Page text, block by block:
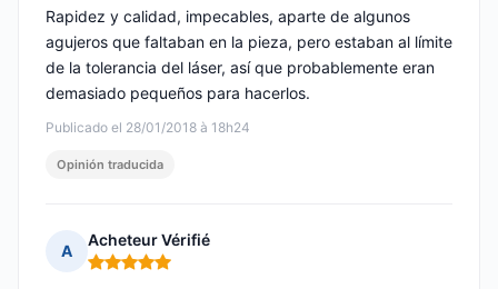
Publicado el 28/01/2018 à 18h24
Rapidez y calidad, impecables, aparte de algunos
agujeros que faltaban en la pieza, pero estaban al límite
de la tolerancia del láser, así que probablemente eran
demasiado pequeños para hacerlos.
Opinión traducida
A
Acheteur Vérifié
Nota: 5 de 5